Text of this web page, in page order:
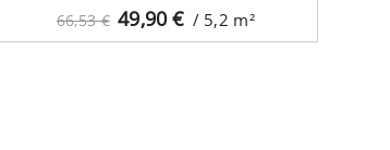
66,53 € 49,90€ / 5,2 m²